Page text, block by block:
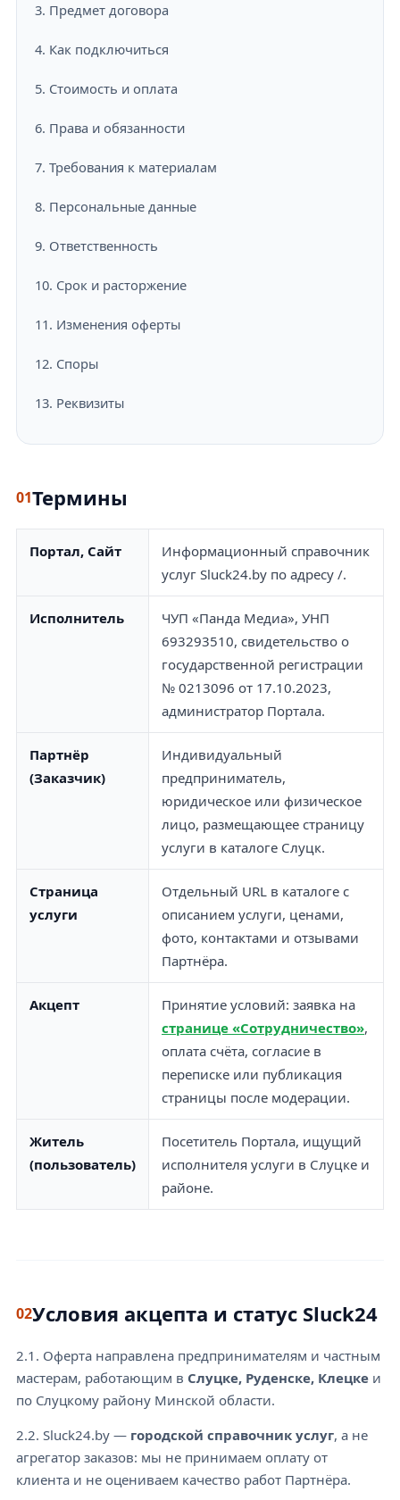
3. Предмет договора
4. Как подключиться
5. Стоимость и оплата
6. Права и обязанности
7. Требования к материалам
8. Персональные данные
9. Ответственность
10. Срок и расторжение
11. Изменения оферты
12. Споры
13. Реквизиты
01Термины
Портал, Сайт
Информационный справочник
услуг Sluck24.by по адресу /.
Исполнитель
ЧУП «Панда Медиа», УНП
693293510, свидетельство о
государственной регистрации
№ 0213096 от 17.10.2023,
администратор Портала.
Партнёр
(Заказчик)
Индивидуальный
предприниматель,
юридическое или физическое
лицо, размещающее страницу
услуги в каталоге Слуцк.
Страница
услуги
Отдельный URL в каталоге с
описанием услуги, ценами,
фото, контактами и отзывами
Партнёра.
Акцепт
Принятие условий: заявка на
странице «Сотрудничество»,
оплата счёта, согласие в
переписке или публикация
страницы после модерации.
Житель
(пользователь)
Посетитель Портала, ищущий
исполнителя услуги в Слуцке и
районе.
02Условия акцепта и статус Sluck24
2.1. Оферта направлена предпринимателям и частным
мастерам, работающим в Слуцке, Руденске, Клецке и
по Слуцкому району Минской области.
2.2. Sluck24.by — городской справочник услуг, а не
агрегатор заказов: мы не принимаем оплату от
клиента и не оцениваем качество работ Партнёра.